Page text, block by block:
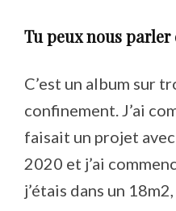
Tu peux nous
C’est un album sur
confinement. J’ai
faisait un projet
2020 et j’ai
j’étais dans un